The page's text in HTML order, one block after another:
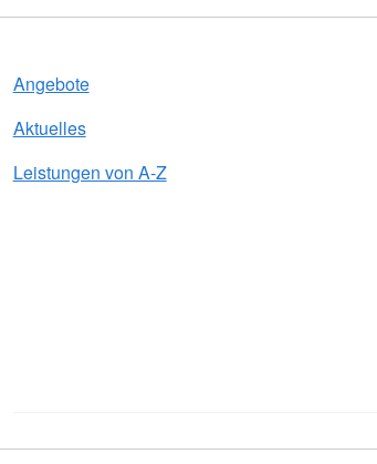
Angebote
Aktuelles
Leistungen von A-Z